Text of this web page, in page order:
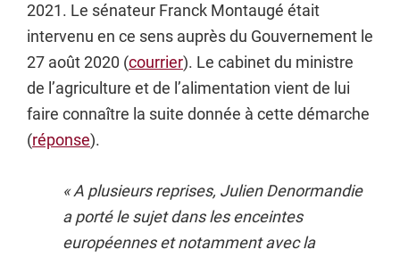
2021. Le sénateur Franck Montaugé était
intervenu en ce sens auprès du Gouvernement le
27 août 2020 (courrier). Le cabinet du ministre
de l’agriculture et de l’alimentation vient de lui
faire connaître la suite donnée à cette démarche
(réponse).
« A plusieurs reprises, Julien Denormandie
a porté le sujet dans les enceintes
européennes et notamment avec la